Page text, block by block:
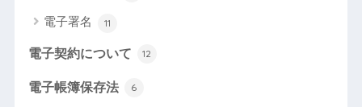
電子署名 11
電子契約について 12
電子帳簿保存法 6